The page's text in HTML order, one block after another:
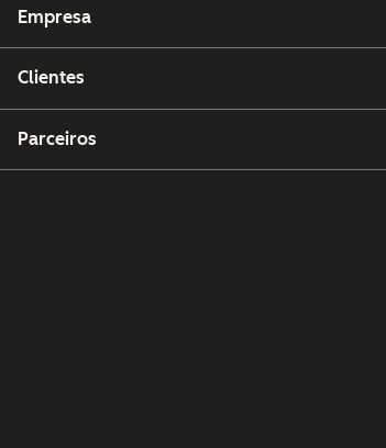
Empresa
Clientes
Parceiros